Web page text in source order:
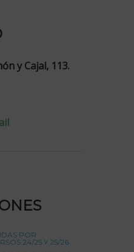
y Cajal, 113.
POR
24/25 Y 25/26